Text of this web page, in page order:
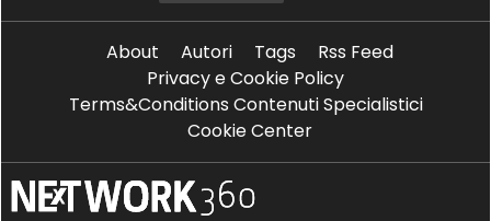
About Autori Tags
Rss Feed
Privacy e Cookie Policy
Terms&Conditions Contenuti Specialistici
Cookie Center